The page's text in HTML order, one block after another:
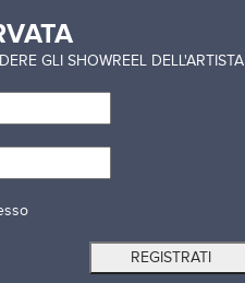
GLI SHOWREEL DELL'ARTISTA